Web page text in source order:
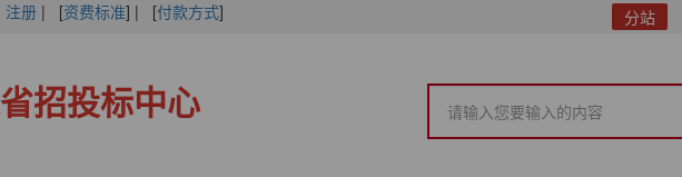
注册 | [资费标准] | [付款方式] 分站
招投标中心